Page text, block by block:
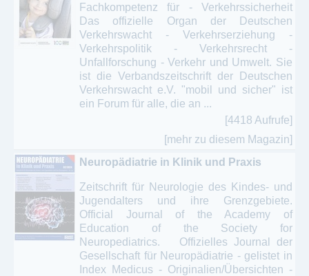
Fachkompetenz für - Verkehrssicherheit
Das offizielle Organ der Deutschen
Verkehrswacht - Verkehrserziehung -
Verkehrspolitik - Verkehrsrecht -
Unfallforschung - Verkehr und Umwelt. Sie
ist die Verbandszeitschrift der Deutschen
Verkehrswacht e.V. "mobil und sicher" ist
ein Forum für alle, die an ...
[4418 Aufrufe]
[mehr zu diesem Magazin]
Neuropädiatrie in Klinik und Praxis
Zeitschrift für Neurologie des Kindes- und
Jugendalters und ihre Grenzgebiete.
Official Journal of the Academy of
Education of the Society for
Neuropediatrics. Offizielles Journal der
Gesellschaft für Neuropädiatrie - gelistet in
Index Medicus - Originalien/Übersichten -